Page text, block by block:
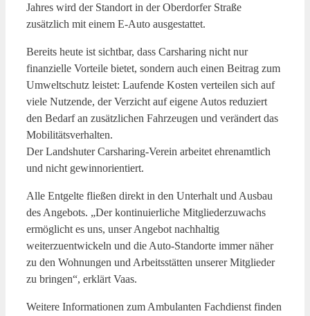
Jahres wird der Standort in der Oberdorfer Straße
zusätzlich mit einem E-Auto ausgestattet.
Bereits heute ist sichtbar, dass Carsharing nicht nur
finanzielle Vorteile bietet, sondern auch einen Beitrag zum
Umweltschutz leistet: Laufende Kosten verteilen sich auf
viele Nutzende, der Verzicht auf eigene Autos reduziert
den Bedarf an zusätzlichen Fahrzeugen und verändert das
Mobilitätsverhalten.
Der Landshuter Carsharing-Verein arbeitet ehrenamtlich
und nicht gewinnorientiert.
Alle Entgelte fließen direkt in den Unterhalt und Ausbau
des Angebots. „Der kontinuierliche Mitgliederzuwachs
ermöglicht es uns, unser Angebot nachhaltig
weiterzuentwickeln und die Auto-Standorte immer näher
zu den Wohnungen und Arbeitsstätten unserer Mitglieder
zu bringen“, erklärt Vaas.
Weitere Informationen zum Ambulanten Fachdienst finden